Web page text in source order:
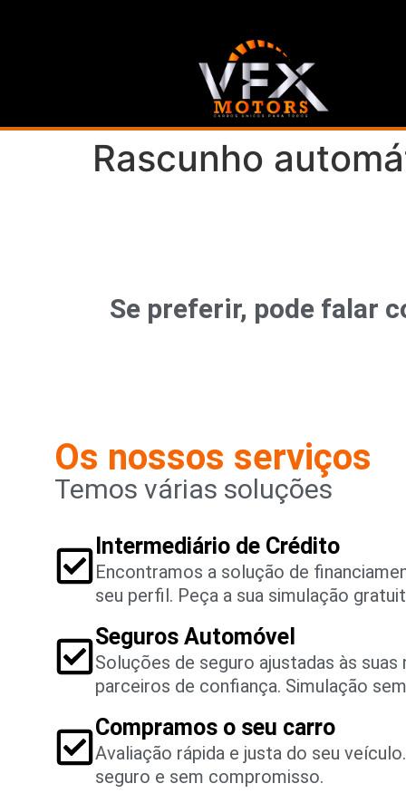
Rascunho
Se preferir, pode falar
Os nossos serviços
Temos várias soluções
Intermediário de Crédito
Encontramos a solução de
seu perfil. Peça a sua simulação
Seguros Automóvel
Soluções de seguro ajustadas às suas
parceiros de confiança. Simulação
Compramos o seu carro
Avaliação rápida e justa do seu
seguro e sem compromisso.